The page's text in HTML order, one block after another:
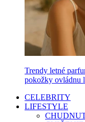
Trendy letné
pokožky ovládnu
CELEBRITY
LIFESTYLE